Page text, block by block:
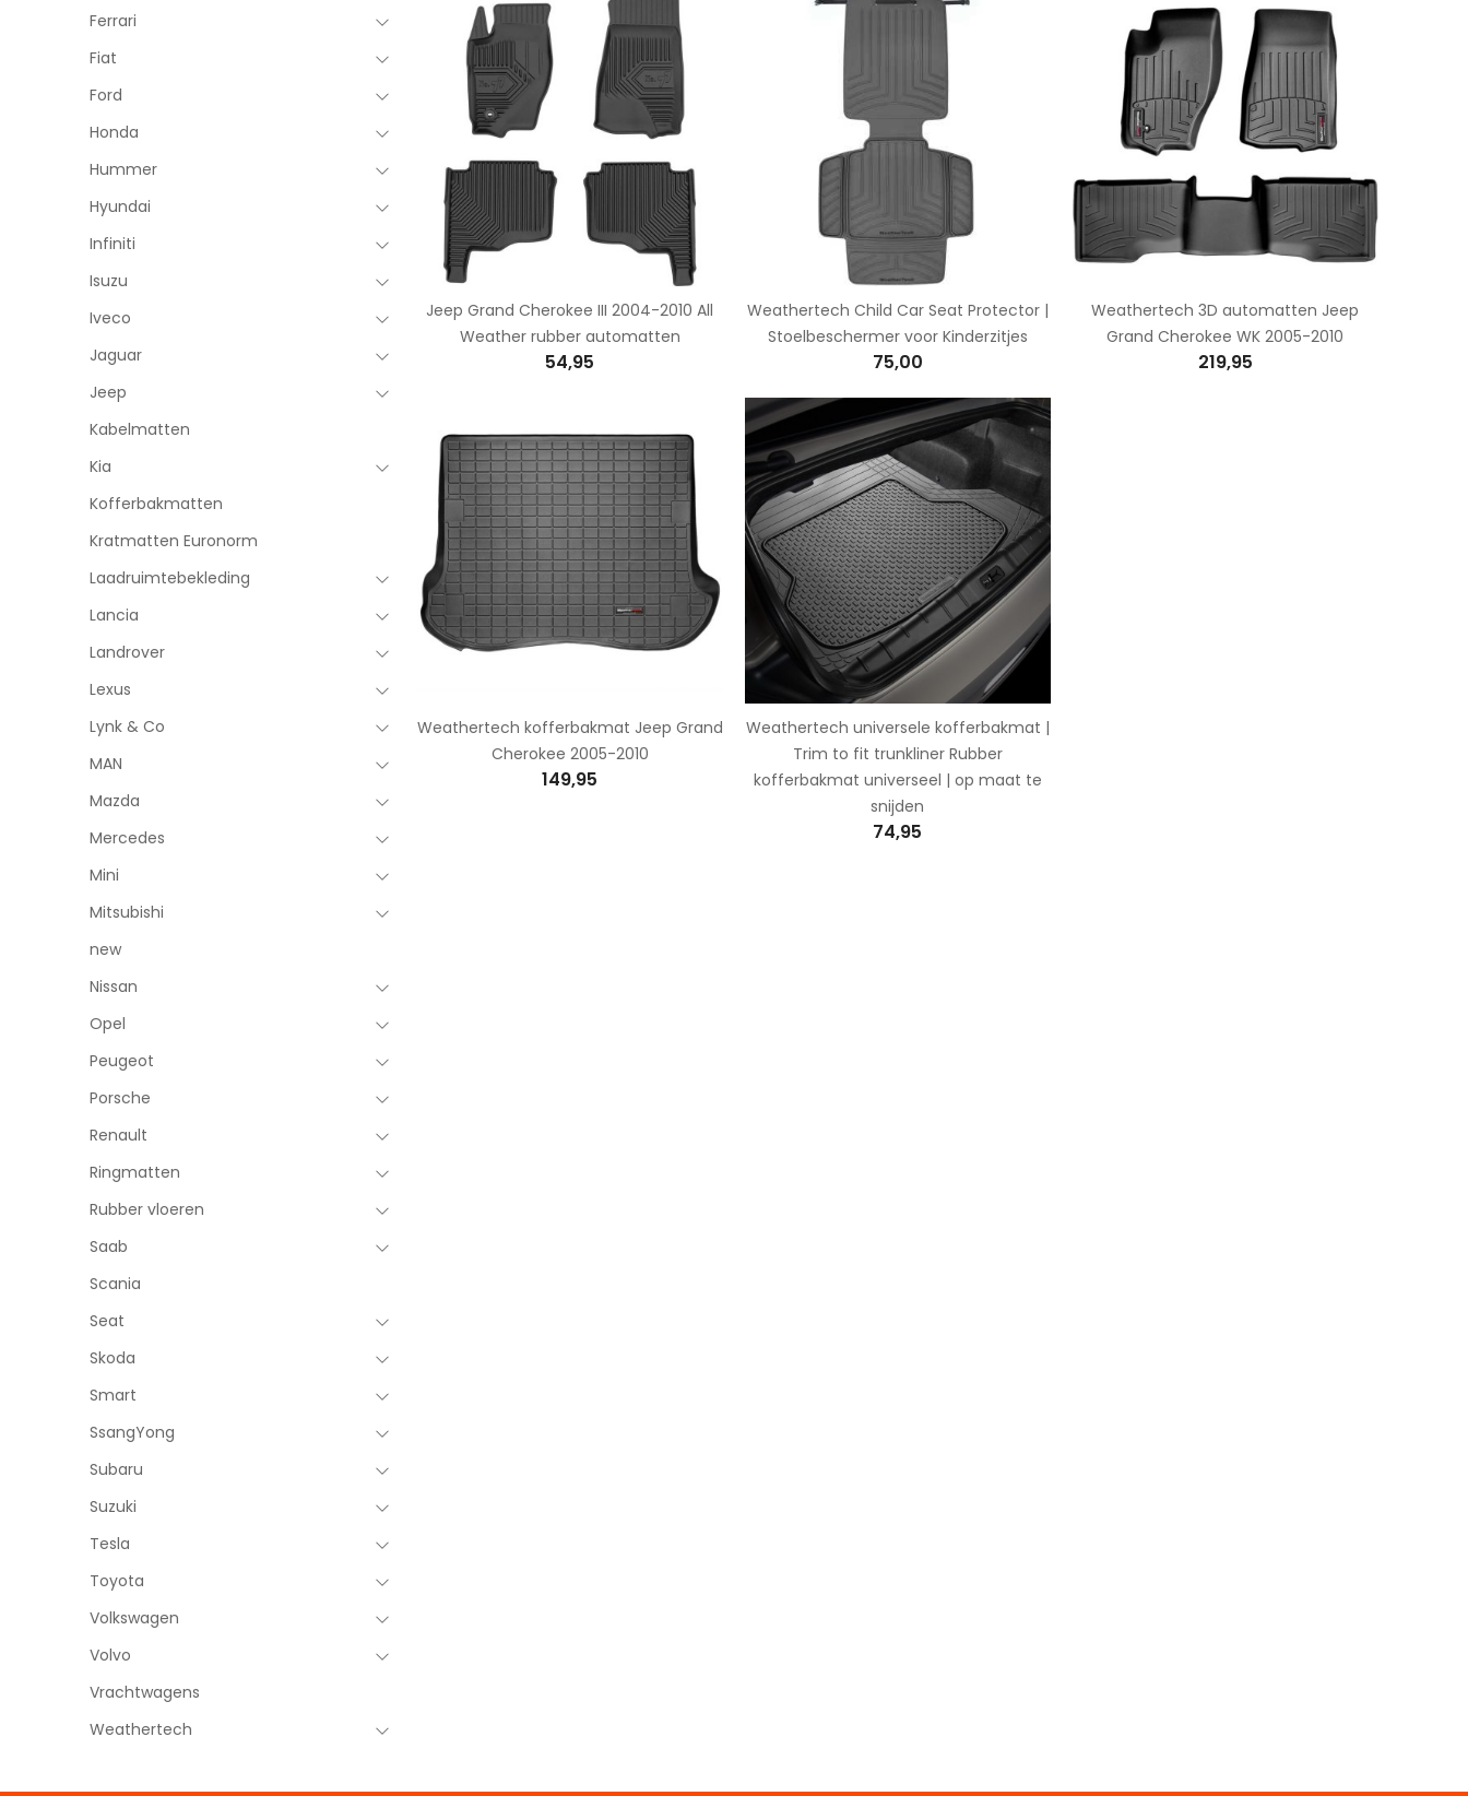
Ferrari
Fiat
Ford
Honda
Hummer
Hyundai
Infiniti
Isuzu
Iveco
Jaguar
Jeep
Kabelmatten
Kia
Kofferbakmatten
Kratmatten Euronorm
Laadruimtebekleding
Lancia
Landrover
Lexus
Lynk & Co
MAN
Mazda
Mercedes
Mini
Mitsubishi
new
Nissan
Opel
Peugeot
Porsche
Renault
Ringmatten
Rubber vloeren
Saab
Scania
Seat
Skoda
Smart
SsangYong
Subaru
Suzuki
Tesla
Toyota
Volkswagen
Volvo
Vrachtwagens
Weathertech
Jeep Grand Cherokee III 2004-2010 All
Weather rubber automatten
54,95
Weathertech Child Car Seat Protector |
Stoelbeschermer voor Kinderzitjes
75,00
Weathertech 3D automatten Jeep
Grand Cherokee WK 2005-2010
219,95
Weathertech kofferbakmat Jeep Grand
Cherokee 2005-2010
149,95
Weathertech universele kofferbakmat |
Trim to fit trunkliner Rubber
kofferbakmat universeel | op maat te
snijden
74,95